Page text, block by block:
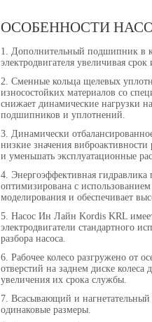
ОСОБЕННОСТИ
1. Дополнительный подшипник в
электродвигателя увеличивая
2. Сменные кольца щелевых
износостойких материалов со
снижает динамические нагрузки
подшипников и уплотнений.
3. Динамически
низкие значения виброактивности
и уменьшать эксплуатационные
4. Энергоэффективная
оптимизирована с
моделирования и обеспечивает
5. Насос Ин Лайн Kordis KRL
электродвигатели стандартного
разбора насоса.
6. Рабочее колесо разгружено от
отверстий на заднем диске
увеличения их срока службы.
7. Всасывающий и
одинаковые размеры.